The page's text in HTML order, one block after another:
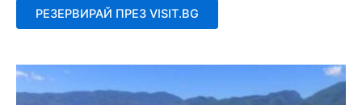
РЕЗЕРВИРАЙ ПРЕЗ VISIT.BG